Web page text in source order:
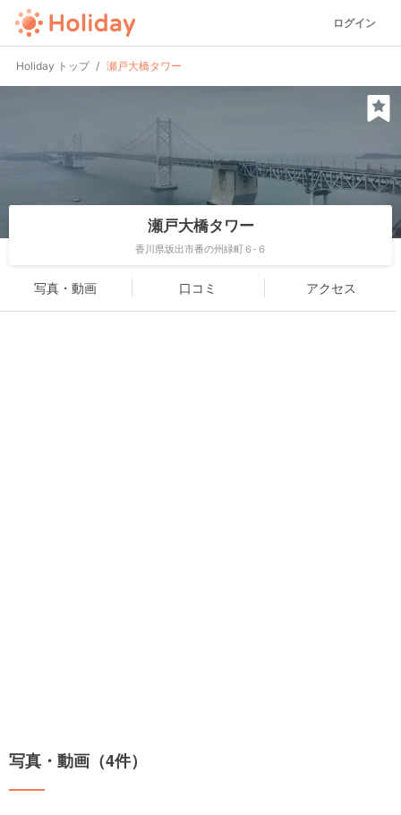
ログイン
Holiday トップ 瀬戸大橋タワー
瀬戸大橋タワー
香川県坂出市番の州緑町６-６
写真・動画 口コミ アクセス
写真・動画（4件）